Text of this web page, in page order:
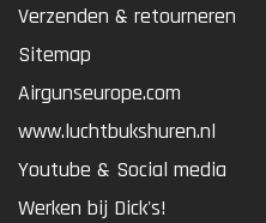
Verzenden & retourneren
Sitemap
Airgunseurope.com
www.luchtbukshuren.nl
Youtube & Social media
Werken bij Dick's!